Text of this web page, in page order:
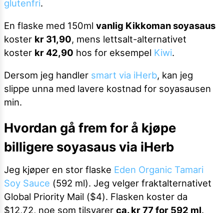
glutenfri.
En flaske med 150ml vanlig Kikkoman soyasaus
koster kr 31,90, mens lettsalt-alternativet
koster kr 42,90 hos for eksempel Kiwi.
Dersom jeg handler smart via iHerb, kan jeg
slippe unna med lavere kostnad for soyasausen
min.
Hvordan gå frem for å kjøpe
billigere soyasaus via iHerb
Jeg kjøper en stor flaske Eden Organic Tamari
Soy Sauce (592 ml). Jeg velger fraktalternativet
Global Priority Mail ($4). Flasken koster da
$12,72, noe som tilsvarer ca. kr 77 for 592 ml.